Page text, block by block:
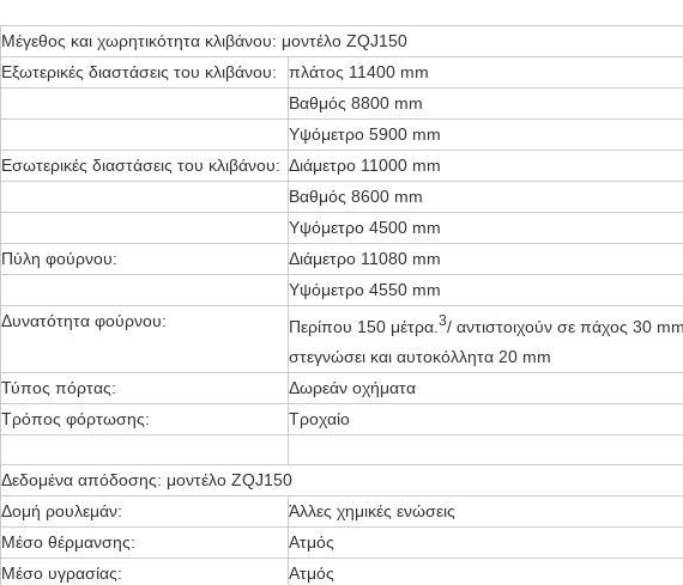
Μέγεθος και χωρητικότητα κλιβάνου: μοντέλο ZQJ150
Εξωτερικές διαστάσεις του κλιβάνου:
πλάτος 11400 mm
Βαθμός 8800 mm
Υψόμετρο 5900 mm
Εσωτερικές διαστάσεις του κλιβάνου: Διάμετρο 11000 mm
Βαθμός 8600 mm
Υψόμετρο 4500 mm
Πύλη φούρνου:
Διάμετρο 11080 mm
Υψόμετρο 4550 mm
Δυνατότητα φούρνου:
Περίπου 150 μέτρα. 3/ αντιστοιχούν σε πάχος 30
στεγνώσει και αυτοκόλλητα 20 mm
Τύπος πόρτας:
Δωρεάν οχήματα
Τρόπος φόρτωσης:
Τροχαίο
Δεδομένα απόδοσης: μοντέλο ZQJ150
Δομή ρουλεμάν:
Άλλες χημικές ενώσεις
Μέσο θέρμανσης:
Ατμός
Μέσο υγρασίας:
Ατμός